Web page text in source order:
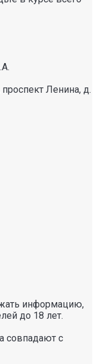
Ленина, д.
информацию,
до 18 лет.
совпадают с